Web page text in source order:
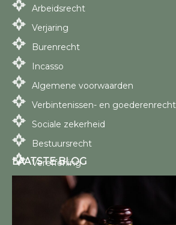
Arbeidsrecht
Verjaring
Burenrecht
Incasso
Algemene voorwaarden
Verbintenissen- en goederenrecht
Sociale zekerheid
Bestuursrecht
Vereffening
LAATSTE BLOG